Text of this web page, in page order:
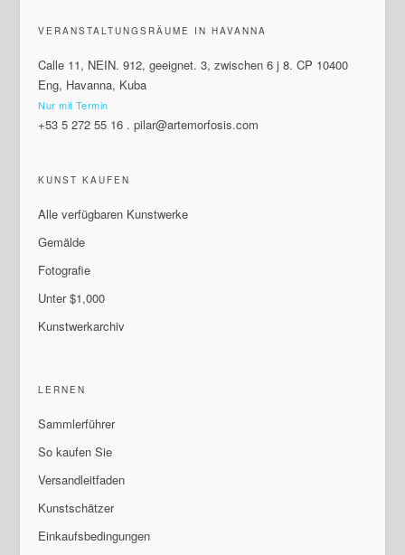
VERANSTALTUNGSRÄUME IN HAVANNA
Calle 11, NEIN. 912, geeignet. 3, zwischen 6 j 8. CP 10400
Eng, Havanna, Kuba
Nur mit Termin
+53 5 272 55 16 .pilar@artemorfosis.com
KUNST KAUFEN
Alle verfügbaren Kunstwerke
Gemälde
Fotografie
Unter $1,000
Kunstwerkarchiv
LERNEN
Sammlerführer
So kaufen Sie
Versandleitfaden
Kunstschätzer
Einkaufsbedingungen